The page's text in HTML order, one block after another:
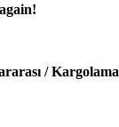
/ Kargolama